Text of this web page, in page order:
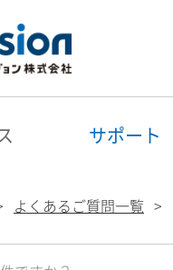
サポート
よくあるご質問一覧